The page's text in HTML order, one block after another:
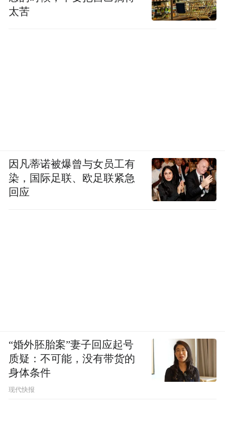
太苦
因凡蒂诺被爆曾与女员工有
染，国际足联、欧足联紧急
回应
“婚外胚胎案”妻子回应起号
质疑：不可能，没有带货的
身体条件
现代快报